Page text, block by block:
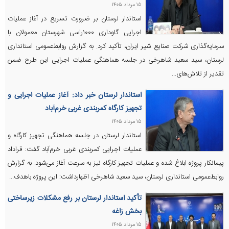
۱۵ مرداد ۱۴۰۵
استاندار لرستان بر ضرورت تسریع در آغاز عملیات
اجرایی گاوداری ۱۰۰۰راسی شهرستان معمولان با
سرمایه‌گذاری شرکت صنایع شیر ایران، تأکید کرد. به گزارش روابط‌عمومی استانداری
لرستان، سید سعید شاهرخی در جلسه هماهنگی عملیات اجرایی این طرح ضمن
تقدیر از تلاش‌های...
استاندار لرستان خبر داد: آغاز عملیات اجرایی و
تجهیز کارگاه کمربندی غربی خرم‌آباد
۱۵ مرداد ۱۴۰۵
استاندار لرستان در جلسه هماهنگی تجهیز کارگاه و
عملیات اجرایی کمربندی غربی خرم‌آباد گفت: قراداد
پیمانکار پروژه ابلاغ شده و عملیات تجهیز کارگاه نیز به سرعت آغاز می‌شود. به گزارش
روابط‌عمومی استانداری لرستان، سید سعید شاهرخی اظهارداشت: این پروژه باهدف...
تأکید استاندار لرستان بر رفع مشکلات زیرساختی
بخش زاغه
۱۵ مرداد ۱۴۰۵